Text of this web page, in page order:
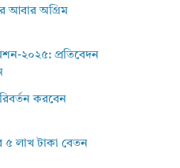
আবার অগ্রিম
২০২৫: প্রতিবেদন
করবেন
৫ লাখ টাকা বেতন